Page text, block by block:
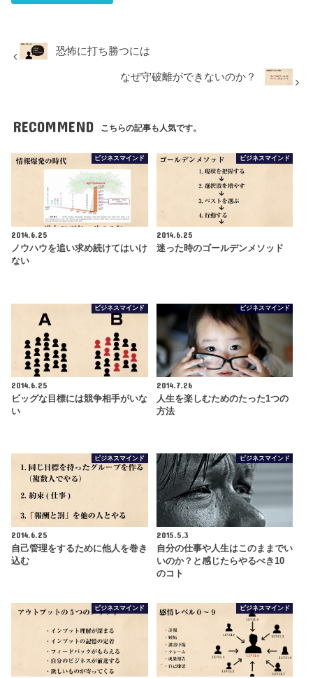
恐怖に打ち勝つには
なぜ守破離ができないのか？
RECOMMEND こちらの記事も人気です。
ビジネスマインド
2014.6.25
ノウハウを追い求め続けてはいけ
ない
ビジネスマインド
2014.6.25
迷った時のゴールデンメソッド
ビジネスマインド
2014.6.25
ビッグな目標には競争相手がいな
い
ビジネスマインド
2014.7.26
人生を楽しむためのたった1つの
方法
ビジネスマインド
2014.6.25
自己管理をするために他人を巻き
込む
ビジネスマインド
2015.5.3
自分の仕事や人生はこのままでい
いのか？と感じたらやるべき10
のコト
ビジネスマインド ビジネスマインド